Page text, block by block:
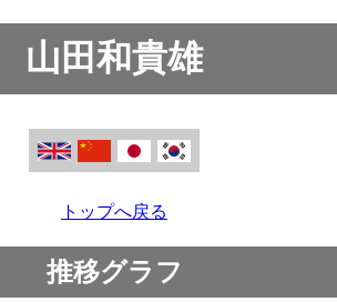
山田和貴雄
トップへ戻る
推移グラフ